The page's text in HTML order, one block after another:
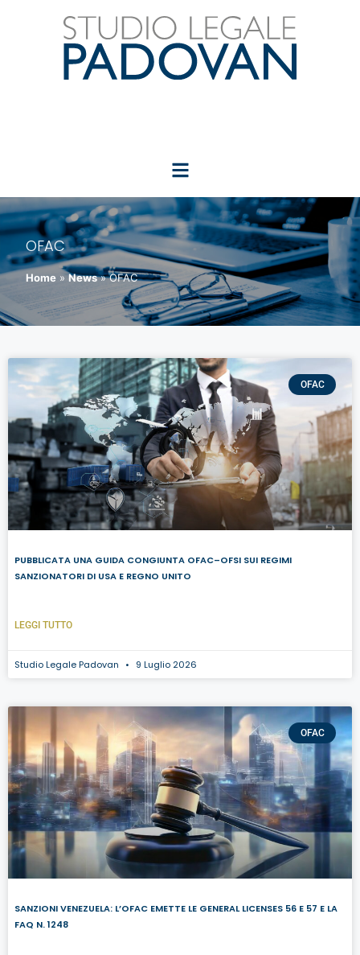
OFAC
Home » News » OFAC
OFAC
PUBBLICATA UNA GUIDA CONGIUNTA OFAC–OFSI SUI REGIMI
SANZIONATORI DI USA E REGNO UNITO
LEGGI TUTTO
Studio Legale Padovan 9 Luglio 2026
OFAC
SANZIONI VENEZUELA: L’OFAC EMETTE LE GENERAL LICENSES 56 E 57 E LA
FAQ N. 1248